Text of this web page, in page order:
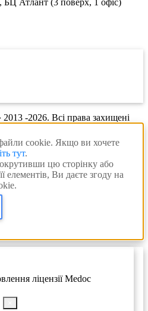
БЦ Атлант (3 поверх, 1 офіс)
-2026. Всі права захищені
cookie. Якщо ви хочете
тут.
цю сторінку або
елементів, Ви даєте згоду на
ліцензії Medoc